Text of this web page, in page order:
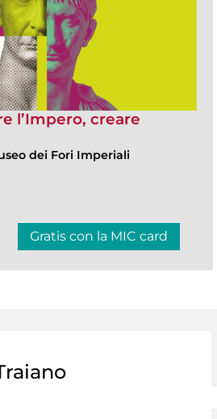
l’Impero, creare
dei Fori Imperiali
Gratis con la MIC card